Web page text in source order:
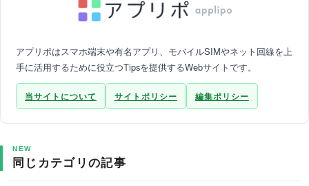
アプリポはスマホ端末や有名アプリ、モバイルSIMやネット回線を上
手に活用するために役立つTipsを提供するWebサイトです。
当サイトについて サイトポリシー 編集ポリシー
NEW
同じカテゴリの記事